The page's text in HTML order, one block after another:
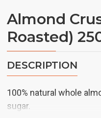
Almond
Roasted)
DESCRIPTION
100% natural whole
sugar.